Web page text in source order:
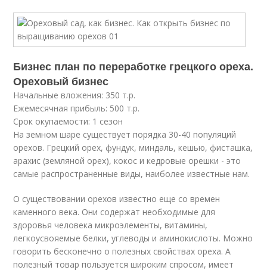
Бизнес план по переработке грецкого ореха.
Ореховый бизнес
Начальные вложения: 350 т.р.
Ежемесячная прибыль: 500 т.р.
Срок окупаемости: 1 сезон
На земном шаре существует порядка 30-40 популяций
орехов. Грецкий орех, фундук, миндаль, кешью, фисташка,
арахис (земляной орех), кокос и кедровые орешки - это
самые распространенные виды, наиболее известные нам.
О существовании орехов известно еще со времен
каменного века. Они содержат необходимые для
здоровья человека микроэлементы, витамины,
легкоусвояемые белки, углеводы и аминокислоты. Можно
говорить бесконечно о полезных свойствах ореха. А
полезный товар пользуется широким спросом, имеет